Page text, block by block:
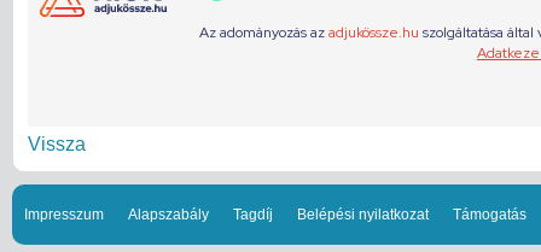
Vissza
Impresszum Alapszabály Tagdíj Belépési nyilatkozat Támogatás